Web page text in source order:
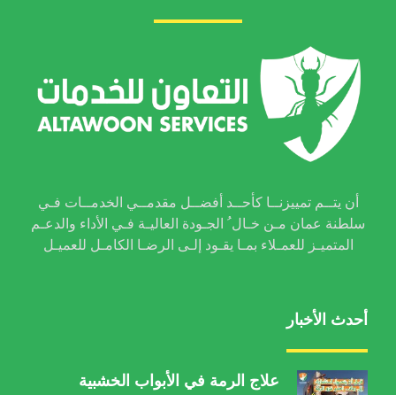
أن يتــم تمييزنــا كأحــد أفضــل مقدمــي الخدمــات فـي
سلطنة عمان مـن خـال ُ الجـودة العاليـة فـي الأداء والدعـم
المتميـز للعمـلاء بمـا يقـود إلـى الرضـا الكامـل للعميـل
أحدث الأخبار
علاج الرمة في الأبواب الخشبية